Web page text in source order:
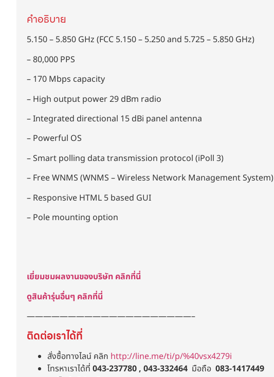
คำอธิบาย
5.150 – 5.850 GHz (FCC 5.150 – 5.250 and 5.725 – 5.850 GHz)
– 80,000 PPS
– 170 Mbps capacity
– High output power 29 dBm radio
– Integrated directional 15 dBi panel antenna
– Powerful OS
– Smart polling data transmission protocol (iPoll 3)
– Free WNMS (WNMS – Wireless Network Management System)
– Responsive HTML 5 based GUI
– Pole mounting option
เยี่ยมชมผลงานของบริษัท คลิกที่นี่
ดูสินค้ารุ่นอื่นๆ คลิกที่นี่
————————————————————–
ติดต่อเราได้ที่
สั่งซื้อทางไลน์ คลิก http://line.me/ti/p/%40vsx4279i
โทรหาเราได้ที่ 043-237780 , 043-332464 มือถือ 083-1417449